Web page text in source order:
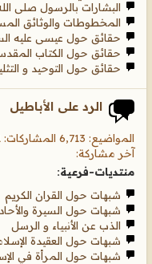
البشارات بالرسول صلى
المخطوطات والوثائق
حقائق حول عيسى عليه
حقائق حول الكتاب
حقائق حول التوحيد و
الرد على الأباطيل
المواضيع: 6,713 المشاركات: 52,261
آخر مشاركة:
منتديات-فرعية:
شبهات حول القران الكريم
شبهات حول السيرة
الذب عن الأنبياء و الرسل
شبهات حول العقيدة
شبهات حول المرأة في